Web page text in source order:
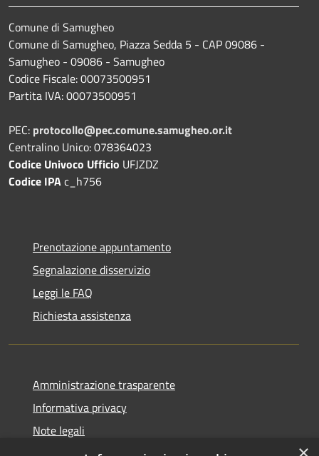
Comune di Samugheo
Comune di Samugheo, Piazza Sedda 5 - CAP 09086 -
Samugheo - 09086 - Samugheo
Codice Fiscale: 00073500951
Partita IVA: 00073500951
PEC: protocollo@pec.comune.samugheo.or.it
Centralino Unico: 078364023
Codice Univoco Ufficio UFJZDZ
Codice IPAc_h756
Prenotazione appuntamento
Segnalazione disservizio
Leggi le FAQ
Richiesta assistenza
Amministrazione trasparente
Informativa privacy
Note legali